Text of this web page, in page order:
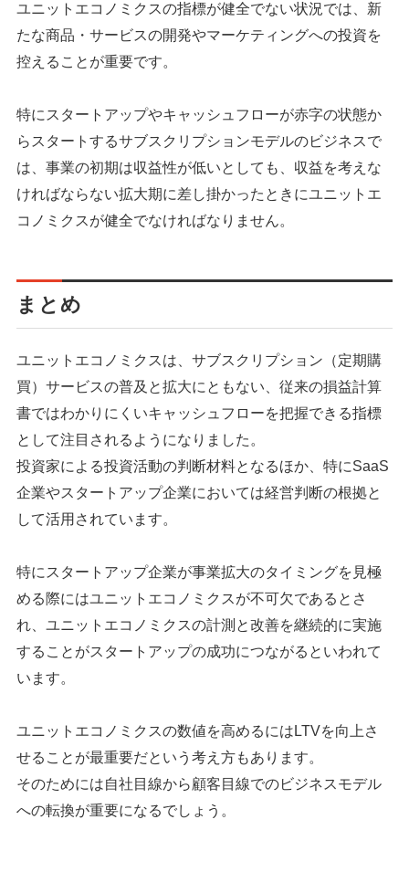
ユニットエコノミクスの指標が健全でない状況では、新
たな商品・サービスの開発やマーケティングへの投資を
控えることが重要です。
特にスタートアップやキャッシュフローが赤字の状態か
らスタートするサブスクリプションモデルのビジネスで
は、事業の初期は収益性が低いとしても、収益を考えな
ければならない拡大期に差し掛かったときにユニットエ
コノミクスが健全でなければなりません。
まとめ
ユニットエコノミクスは、サブスクリプション（定期購
買）サービスの普及と拡大にともない、従来の損益計算
書ではわかりにくいキャッシュフローを把握できる指標
として注目されるようになりました。
投資家による投資活動の判断材料となるほか、特にSaaS
企業やスタートアップ企業においては経営判断の根拠と
して活用されています。
特にスタートアップ企業が事業拡大のタイミングを見極
める際にはユニットエコノミクスが不可欠であるとさ
れ、ユニットエコノミクスの計測と改善を継続的に実施
することがスタートアップの成功につながるといわれて
います。
ユニットエコノミクスの数値を高めるにはLTVを向上さ
せることが最重要だという考え方もあります。
そのためには自社目線から顧客目線でのビジネスモデル
への転換が重要になるでしょう。